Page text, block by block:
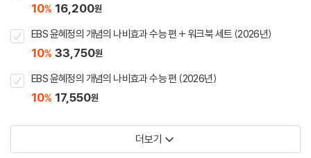
10% 16,200원
EBS 윤혜정의 개념의 나비효과 수능 편 + 워크북 세트 (2026년)
10% 33,750원
EBS 윤혜정의 개념의 나비효과 수능 편 (2026년)
10% 17,550원
더보기